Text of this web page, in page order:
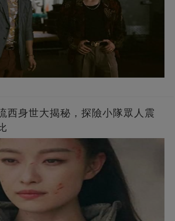
西身世大揭秘，探險小隊眾人震